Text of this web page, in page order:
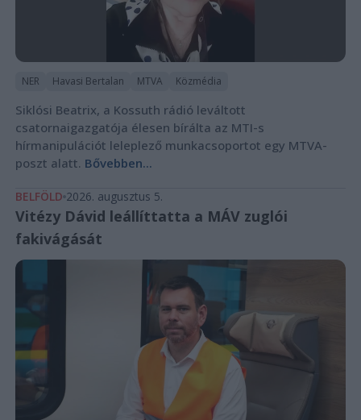
NER Havasi Bertalan MTVA Közmédia
Siklósi Beatrix, a Kossuth rádió leváltott
csatornaigazgatója élesen bírálta az MTI-s
hírmanipulációt leleplező munkacsoportot egy MTVA-
poszt alatt. Bővebben...
BELFÖLD 2026. augusztus 5.
Vitézy Dávid leállíttatta a MÁV zuglói
fakivágását